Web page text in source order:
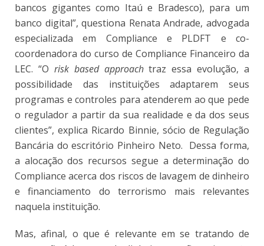
bancos gigantes como Itaú e Bradesco), para um
banco digital”, questiona Renata Andrade, advogada
especializada em Compliance e PLDFT e co-
coordenadora do curso de Compliance Financeiro da
LEC. “O risk based approachtraz essa evolução, a
possibilidade das instituições adaptarem seus
programas e controles para atenderem ao que pede
o regulador a partir da sua realidade e da dos seus
clientes”, explica Ricardo Binnie, sócio de Regulação
Bancária do escritório Pinheiro Neto. Dessa forma,
a alocação dos recursos segue a determinação do
Compliance acerca dos riscos de lavagem de dinheiro
e financiamento do terrorismo mais relevantes
naquela instituição.
Mas, afinal, o que é relevante em se tratando de